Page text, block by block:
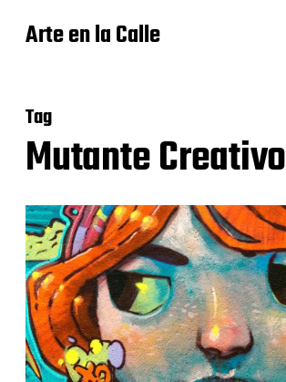
Arte en la Calle
Tag
Mutante Creativo